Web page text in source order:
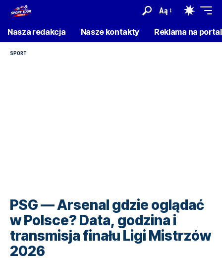
Aą
Nasza redakcja Nasze kontakty Reklama na
SPORT
PSG — Arsenal gdzie oglądać
w Polsce? Data, godzina i
transmisja finału Ligi Mistrzów
2026